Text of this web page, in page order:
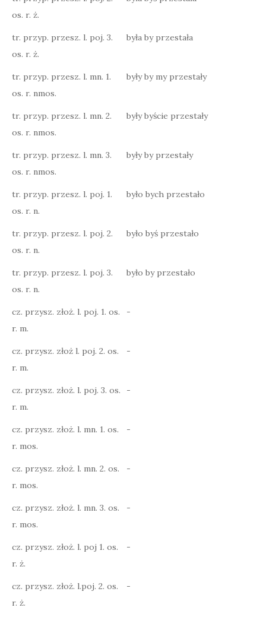
os. r. ż.
tr. przyp. przesz. l. poj. 3.
os. r. ż.
była by przestała
tr. przyp. przesz. l. mn. 1.
os. r. nmos.
były by my przestały
tr. przyp. przesz. l. mn. 2.
os. r. nmos.
były byście przestały
tr. przyp. przesz. l. mn. 3.
os. r. nmos.
były by przestały
tr. przyp. przesz. l. poj. 1.
os. r. n.
było bych przestało
tr. przyp. przesz. l. poj. 2.
os. r. n.
było byś przestało
tr. przyp. przesz. l. poj. 3.
os. r. n.
było by przestało
cz. przysz. złoż. l. poj. 1. os.
r. m.
-
cz. przysz. złoż l. poj. 2. os.
r. m.
-
cz. przysz. złoż. l. poj. 3. os.
r. m.
-
cz. przysz. złoż. l. mn. 1. os.
r. mos.
-
cz. przysz. złoż. l. mn. 2. os.
r. mos.
-
cz. przysz. złoż. l. mn. 3. os.
r. mos.
-
cz. przysz. złoż. l. poj 1. os.
r. ż.
-
cz. przysz. złoż. l.poj. 2. os.
r. ż.
-